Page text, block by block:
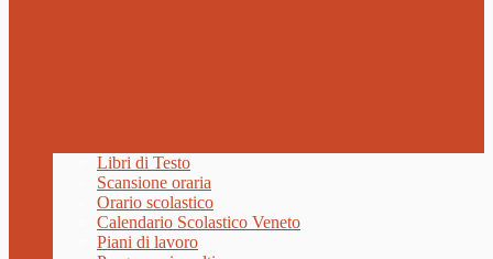
Libri di Testo
Scansione oraria
Orario scolastico
Calendario Scolastico Veneto
Piani di lavoro